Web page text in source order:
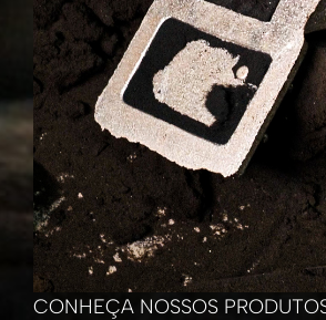
CONHEÇA NOSSOS